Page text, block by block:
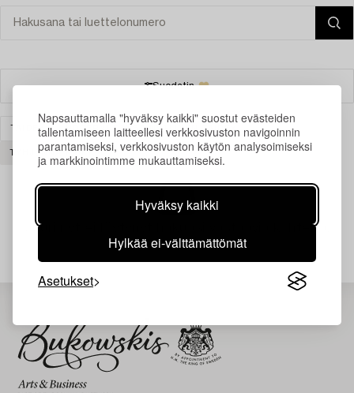
Napsauttamalla "hyväksy kaikki" suostut evästeiden
tallentamiseen laitteellesi verkkosivuston navigoinnin
parantamiseksi, verkkosivuston käytön analysoimiseksi
ja markkinointimme mukauttamiseksi.
Hyväksy kaikki
Hylkää ei-välttämättömät
Asetukset
Suodatin
TAIDE MODERNI KANSAINVÄLINEN TAIDE
TYHJENNÄ KAIKKI
Juuri nyt ei löytynyt hakuasi vastaavia kohteita.